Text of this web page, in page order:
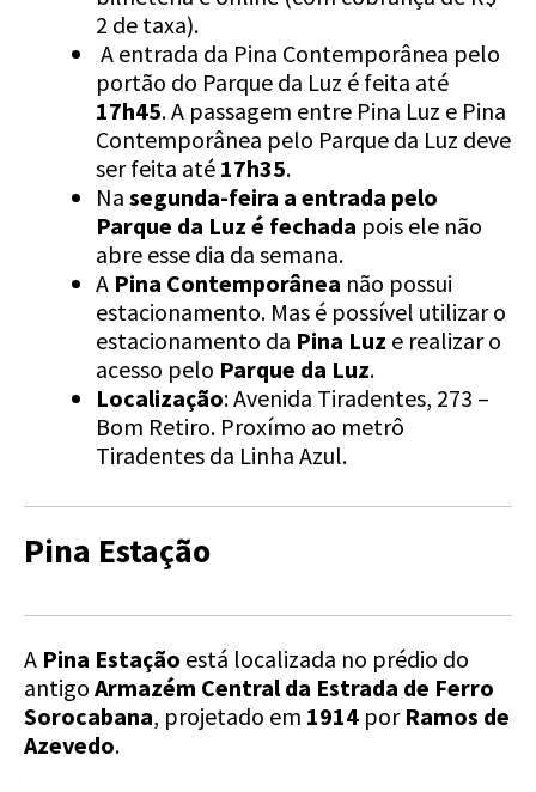
2 de taxa).
A entrada da Pina Contemporânea pelo
portão do Parque da Luz é feita até
17h45. A passagem entre Pina Luz e Pina
Contemporânea pelo Parque da Luz deve
ser feita até 17h35.
Na segunda-feira a entrada pelo
Parque da Luz é fechada pois ele não
abre esse dia da semana.
A Pina Contemporânea não possui
estacionamento. Mas é possível utilizar o
estacionamento da Pina Luz e realizar o
acesso pelo Parque da Luz.
Localização: Avenida Tiradentes, 273 –
Bom Retiro. Proxímo ao metrô
Tiradentes da Linha Azul.
Pina Estação
A Pina Estação está localizada no prédio do
antigo Armazém Central da Estrada de Ferro
Sorocabana, projetado em 1914 por Ramos de
Azevedo.